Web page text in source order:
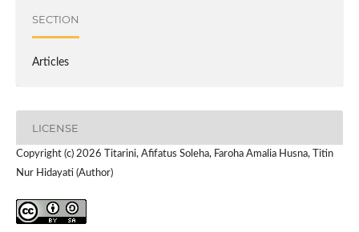
SECTION
Articles
LICENSE
Copyright (c) 2026 Titarini, Afifatus Soleha, Faroha Amalia Husna, Titin
Nur Hidayati (Author)